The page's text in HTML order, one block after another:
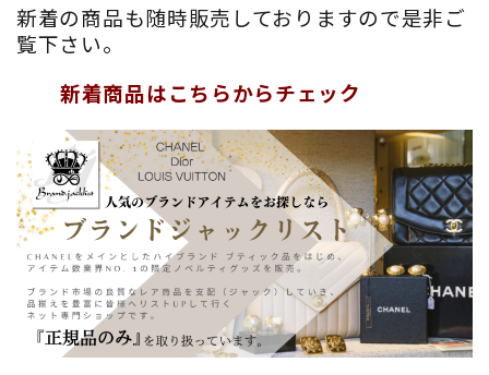
新着の商品も随時販売しておりますので是非ご
覧下さい。
新着商品はこちらからチェック